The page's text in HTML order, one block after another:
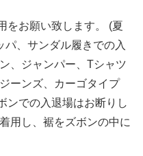
をお願い致します。 (夏
、サンダル履きでの入
、ジャンパー、Tシャツ
ーンズ、カーゴタイプ
ンでの入退場はお断りし
用し、裾をズボンの中に